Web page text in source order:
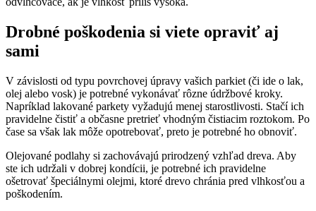
Drobné poškodenia si viete opraviť aj
sami
V závislosti od typu povrchovej úpravy vašich parkiet (či ide o lak,
olej alebo vosk) je potrebné vykonávať rôzne údržbové kroky.
Napríklad lakované parkety vyžadujú menej starostlivosti. Stačí ich
pravidelne čistiť a občasne pretrieť vhodným čistiacim roztokom. Po
čase sa však lak môže opotrebovať, preto je potrebné ho obnoviť.
Olejované podlahy si zachovávajú prirodzený vzhľad dreva. Aby
ste ich udržali v dobrej kondícii, je potrebné ich pravidelne
ošetrovať špeciálnymi olejmi, ktoré drevo chránia pred vlhkosťou a
poškodením.